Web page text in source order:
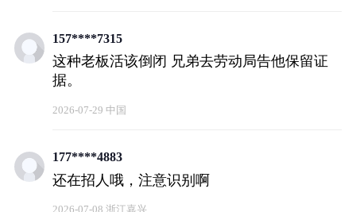
157****7315
这种老板活该倒闭 兄弟去劳动局告他保留证
据。
2026-07-29 中国
177****4883
还在招人哦，注意识别啊
2026-07-08 浙江嘉兴